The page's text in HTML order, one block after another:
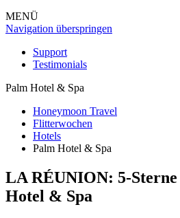
MENÜ
Navigation überspringen
Support
Testimonials
Palm Hotel & Spa
Honeymoon Travel
Flitterwochen
Hotels
Palm Hotel & Spa
LA RÉUNION: 5-Sterne
Hotel & Spa